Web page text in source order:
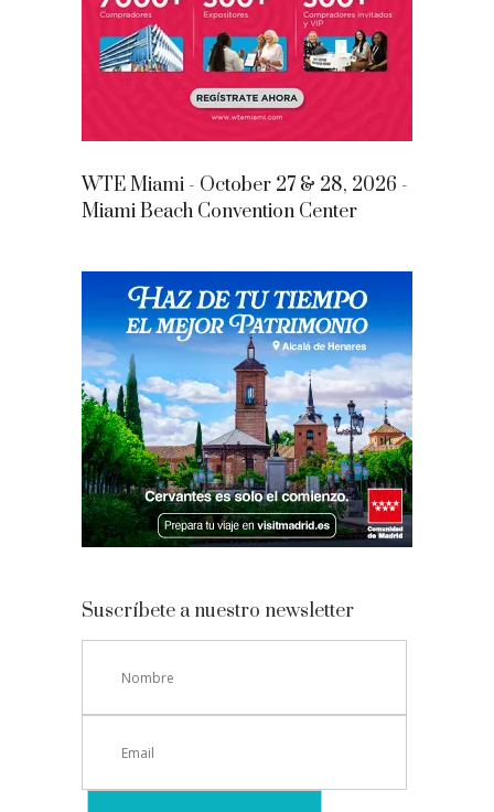
WTE Miami - October 27 & 28, 2026 -
Miami Beach Convention Center
Suscríbete a nuestro newsletter